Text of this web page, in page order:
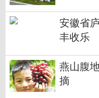
安徽省
丰收乐
燕山腹
摘